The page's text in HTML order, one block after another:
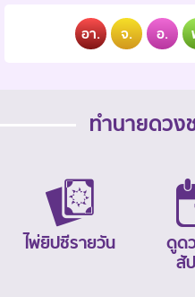
อา. จ. อ.
ทำนายดวง
ไพ่ยิปซีรายวัน
ดูด
สั